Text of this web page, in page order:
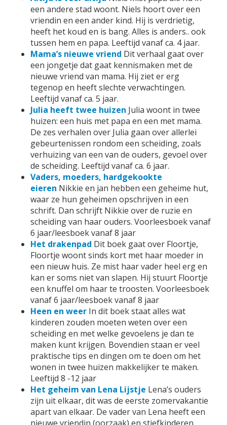
een andere stad woont. Niels hoort over een
vriendin en een ander kind. Hij is verdrietig,
heeft het koud en is bang. Alles is anders.. ook
tussen hem en papa. Leeftijd vanaf ca. 4 jaar.
Mama’s nieuwe vriend Dit verhaal gaat over
een jongetje dat gaat kennismaken met de
nieuwe vriend van mama. Hij ziet er erg
tegenop en heeft slechte verwachtingen.
Leeftijd vanaf ca. 5 jaar.
Julia heeft twee huizen Julia woont in twee
huizen: een huis met papa en een met mama.
De zes verhalen over Julia gaan over allerlei
gebeurtenissen rondom een scheiding, zoals
verhuizing van een van de ouders, gevoel over
de scheiding. Leeftijd vanaf ca. 6 jaar.
Vaders, moeders, hardgekookte
eieren Nikkie en jan hebben een geheime hut,
waar ze hun geheimen opschrijven in een
schrift. Dan schrijft Nikkie over de ruzie en
scheiding van haar ouders. Voorleesboek vanaf
6 jaar/leesboek vanaf 8 jaar
Het drakenpad Dit boek gaat over Floortje,
Floortje woont sinds kort met haar moeder in
een nieuw huis. Ze mist haar vader heel erg en
kan er soms niet van slapen. Hij stuurt Floortje
een knuffel om haar te troosten. Voorleesboek
vanaf 6 jaar/leesboek vanaf 8 jaar
Heen en weer In dit boek staat alles wat
kinderen zouden moeten weten over een
scheiding en met welke gevoelens je dan te
maken kunt krijgen. Bovendien staan er veel
praktische tips en dingen om te doen om het
wonen in twee huizen makkelijker te maken.
Leeftijd 8 -12 jaar
Het geheim van Lena Lijstje Lena’s ouders
zijn uit elkaar, dit was de eerste zomervakantie
apart van elkaar. De vader van Lena heeft een